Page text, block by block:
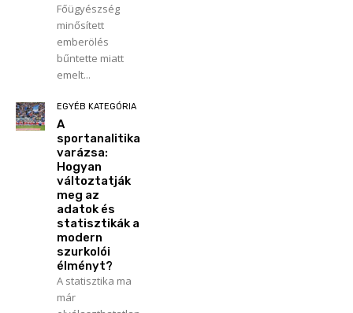
Főügyészség
minősített
emberölés
bűntette miatt
emelt...
EGYÉB KATEGÓRIA
A
sportanalitika
varázsa:
Hogyan
változtatják
meg az
adatok és
statisztikák a
modern
szurkolói
élményt?
A statisztika ma
már